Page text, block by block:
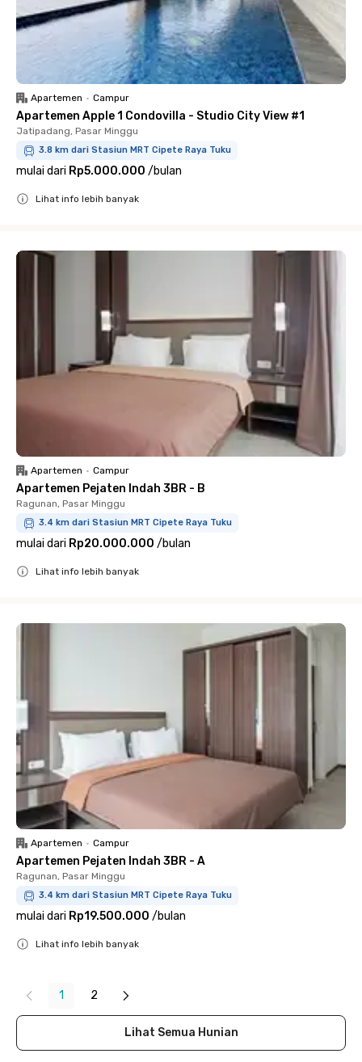
Apartemen • Campur
Apartemen Apple 1 Condovilla - Studio City View #1
Jatipadang, Pasar Minggu
3.8 km dari Stasiun MRT Cipete Raya Tuku
mulai dari Rp5.000.000 /bulan
Lihat info lebih banyak
Apartemen • Campur
Apartemen Pejaten Indah 3BR - B
Ragunan, Pasar Minggu
3.4 km dari Stasiun MRT Cipete Raya Tuku
mulai dari Rp20.000.000 /bulan
Lihat info lebih banyak
Apartemen • Campur
Apartemen Pejaten Indah 3BR - A
Ragunan, Pasar Minggu
3.4 km dari Stasiun MRT Cipete Raya Tuku
mulai dari Rp19.500.000 /bulan
Lihat info lebih banyak
1 2
Lihat Semua Hunian